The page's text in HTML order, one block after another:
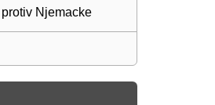
Njemacke